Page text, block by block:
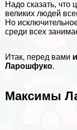
Надо сказать, что
великих людей
Но
среди всех
Итак, перед вами
Ларошфуко.
Максимы